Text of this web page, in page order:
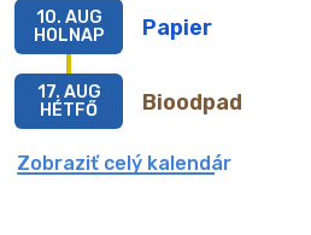
Papier
10. AUG
HOLNAP
Bioodpad
17. AUG
HÉTFŐ
Zobraziť celý kalendár